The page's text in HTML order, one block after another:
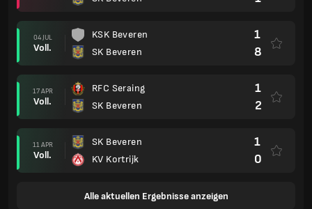
04 JUL
Voll.
KSK Beveren
SK Beveren
1
8
17 APR
Voll.
RFC Seraing
SK Beveren
1
2
11 APR
Voll.
SK Beveren
KV Kortrijk
1
0
Alle aktuellen Ergebnisse anzeigen